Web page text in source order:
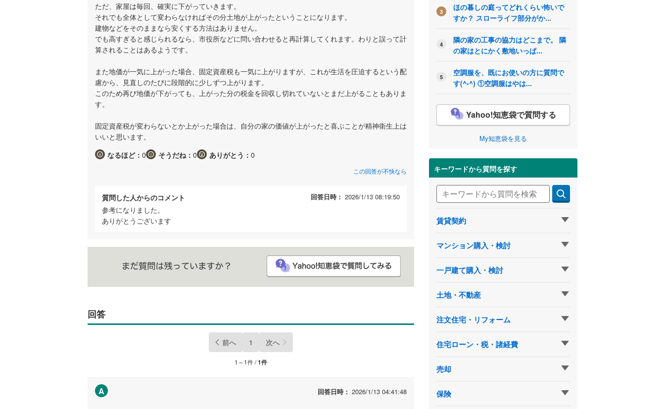
ただ、家屋は毎回、確実に下がっていきます。
それでも全体として変わらなければその分土地が上がったということになります。
建物などをそのままなら安くする方法はありません。
でも高すぎると感じられるなら、市役所などに問い合わせると再計算してくれます。わりと誤って計
算されることはあるようです。
また地価が一気に上がった場合、固定資産税も一気に上がりますが、これが生活を圧迫するという配
慮から、見直しのたびに段階的に少しずつ上がります。
このため再び地価が下がっても、上がった分の税金を回収し切れていないとまだ上がることもありま
す。
固定資産税が変わらないとか上がった場合は、自分の家の価値が上がったと喜ぶことが精神衛生上は
いいと思います。
なるほど： 0 そうだね： 0 ありがとう： 0
この回答が不快なら
質問した人からのコメント 回答日時： 2026/1/13 08:19:50
参考になりました。
ありがとうございます
回答
前へ 1 次へ
1～1件 /1件
A 回答日時： 2026/1/13 04:41:48
3
ほの暮しの庭ってどれくらい怖いで
すか？ スローライフ部分がか...
4
隣の家の工事の協力はどこまで。 隣
の家はとにかく敷地いっぱ...
5
空調服を、既にお使いの方に質問で
す(^-^) ①空調服はやは...
Yahoo!知恵袋で質問する
My知恵袋を見る
キーワードから質問を探す
賃貸契約
マンション購入・検討
一戸建て購入・検討
土地・不動産
注文住宅・リフォーム
住宅ローン・税・諸経費
売却
保険